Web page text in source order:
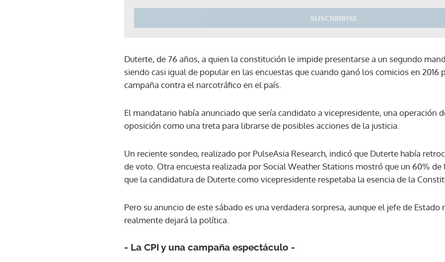
SUSCRIBIRSE
Duterte, de 76 años, a quien la constitución le impide presentarse a un segundo
siendo casi igual de popular en las encuestas que cuando ganó los comicios en
campaña contra el narcotráfico en el país.
El mandatario había anunciado que sería candidato a vicepresidente, una operación
oposición como una treta para librarse de posibles acciones de la justicia.
Un reciente sondeo, realizado por PulseAsia Research, indicó que Duterte había
de voto. Otra encuesta realizada por Social Weather Stations mostró que un 60%
que la candidatura de Duterte como vicepresidente respetaba la esencia de la
Pero su anuncio de este sábado es una verdadera sorpresa, aunque el jefe de Estado
realmente dejará la política.
- La CPI y una campaña espectáculo -